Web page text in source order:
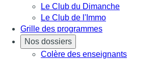
Le Club du Dimanche
Le Club de l'Immo
Grille des programmes
Nos dossiers
Colère des enseignants